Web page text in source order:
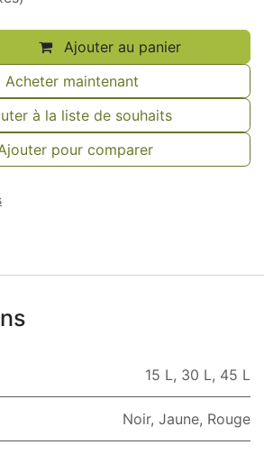
Ajouter au panier
Acheter maintenant
pour comparer
à la liste de souhaits
15 L, 30 L, 45 L
Noir, Jaune, Rouge